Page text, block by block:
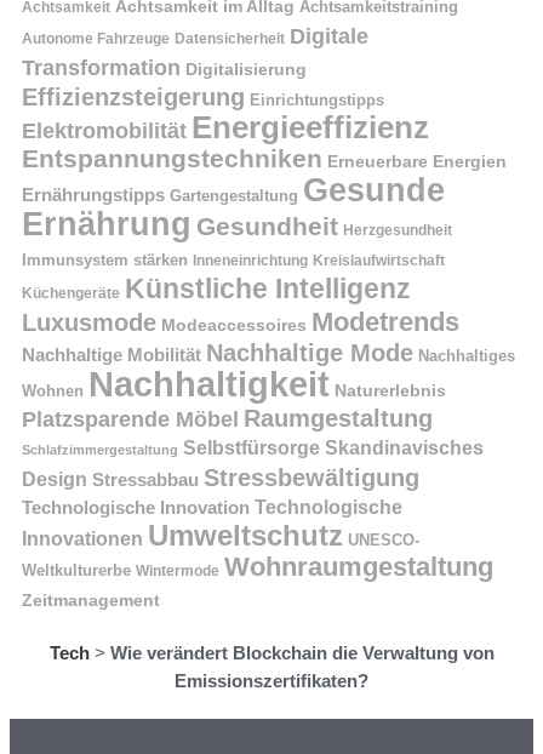
Achtsamkeit Achtsamkeit im Alltag Achtsamkeitstraining
Autonome Fahrzeuge Datensicherheit Digitale
Transformation Digitalisierung
Effizienzsteigerung Einrichtungstipps
Elektromobilität Energieeffizienz
Entspannungstechniken Erneuerbare Energien
Ernährungstipps Gartengestaltung Gesunde
Ernährung Gesundheit Herzgesundheit
Immunsystem stärken Inneneinrichtung Kreislaufwirtschaft
Küchengeräte Künstliche Intelligenz
Luxusmode Modeaccessoires Modetrends
Nachhaltige Mobilität Nachhaltige Mode Nachhaltiges
Wohnen Nachhaltigkeit Naturerlebnis
Platzsparende Möbel Raumgestaltung
Schlafzimmergestaltung Selbstfürsorge Skandinavisches
Design Stressabbau Stressbewältigung
Technologische Innovation Technologische
Innovationen Umweltschutz UNESCO-
Weltkulturerbe Wintermode Wohnraumgestaltung
Zeitmanagement
Tech> Wie verändert Blockchain die Verwaltung von
Emissionszertifikaten?